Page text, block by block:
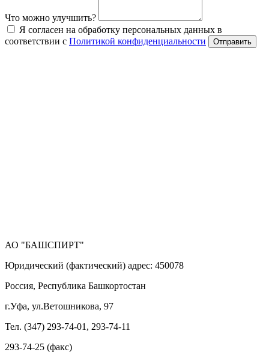
Что можно улучшить?
Я согласен на обработку персональных данных в
соответствии с Политикой конфиденциальности Отправить
АО "БАШСПИРТ"
Юридический (фактический) адрес: 450078
Россия, Республика Башкортостан
г.Уфа, ул.Ветошникова, 97
Тел. (347) 293-74-01, 293-74-11
293-74-25 (факс)